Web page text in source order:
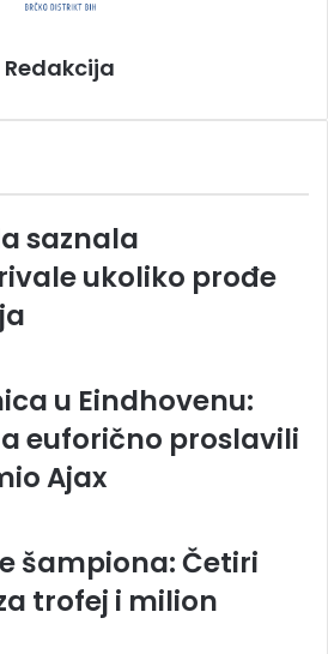
Redakcija
saznala
ukoliko prođe
u Eindhovenu:
euforično proslavili
Ajax
šampiona: Četiri
trofej i milion